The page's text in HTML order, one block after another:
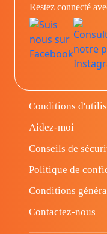
Restez connecté
Conditions
Aidez-moi
Conseils de
Politique de
Conditions
Contactez-nous